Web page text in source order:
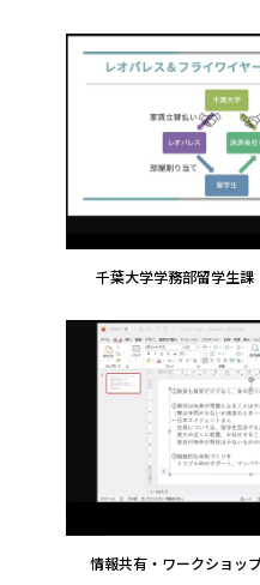
千葉大学学務部留学生
情報共有・ワークショッ